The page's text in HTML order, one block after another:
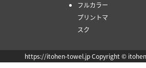
フルカラー
プリントマ
スク
https://itohen-towel.jp Copyright © itohen